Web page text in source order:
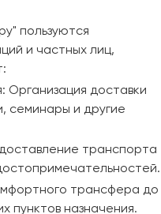
пользуются
и частных лиц,
Организация доставки
семинары и другие
транспорта
трансфера до
пунктов назначения.